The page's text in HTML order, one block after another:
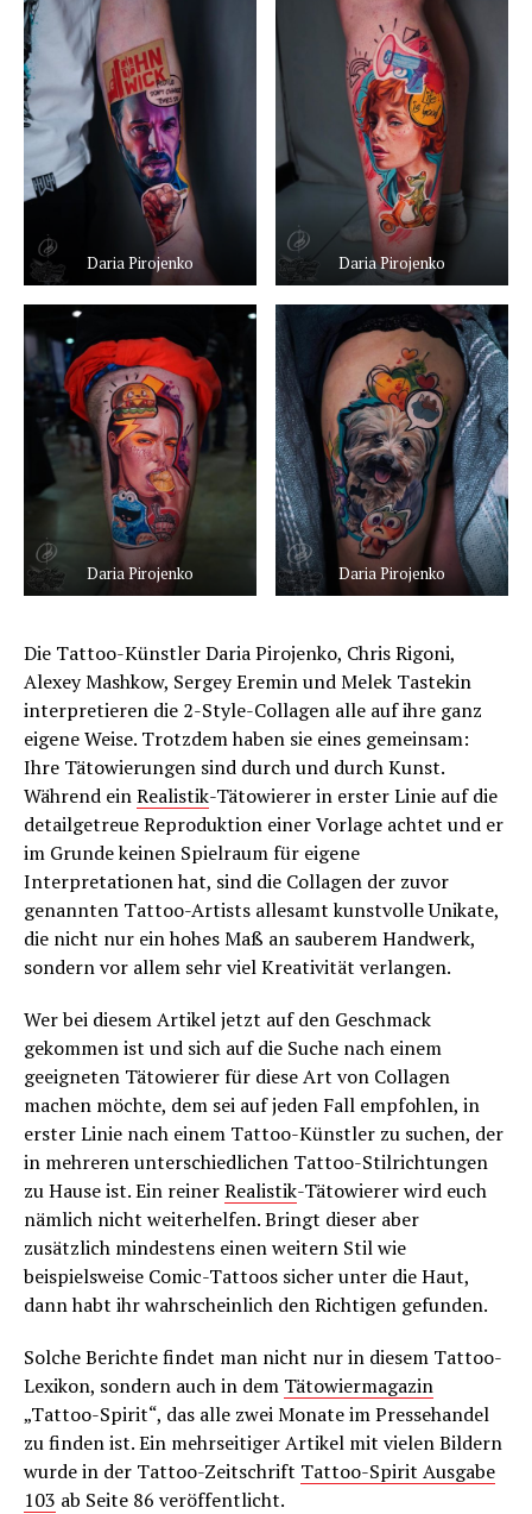
Daria Pirojenko Daria Pirojenko
Daria Pirojenko Daria Pirojenko
Die Tattoo-Künstler Daria Pirojenko, Chris Rigoni,
Alexey Mashkow, Sergey Eremin und Melek Tastekin
interpretieren die 2-Style-Collagen alle auf ihre ganz
eigene Weise. Trotzdem haben sie eines gemeinsam:
Ihre Tätowierungen sind durch und durch Kunst.
Während einRealistik-Tätowierer in erster Linie auf die
detailgetreue Reproduktion einer Vorlage achtet und er
im Grunde keinen Spielraum für eigene
Interpretationen hat, sind die Collagen der zuvor
genannten Tattoo-Artists allesamt kunstvolle Unikate,
die nicht nur ein hohes Maß an sauberem Handwerk,
sondern vor allem sehr viel Kreativität verlangen.
Wer bei diesem Artikel jetzt auf den Geschmack
gekommen ist und sich auf die Suche nach einem
geeigneten Tätowierer für diese Art von Collagen
machen möchte, dem sei auf jeden Fall empfohlen, in
erster Linie nach einem Tattoo-Künstler zu suchen, der
in mehreren unterschiedlichen Tattoo-Stilrichtungen
zu Hause ist. Ein reinerRealistik-Tätowierer wird euch
nämlich nicht weiterhelfen. Bringt dieser aber
zusätzlich mindestens einen weitern Stil wie
beispielsweise Comic-Tattoos sicher unter die Haut,
dann habt ihr wahrscheinlich den Richtigen gefunden.
Solche Berichte findet man nicht nur in diesem Tattoo-
Lexikon, sondern auch in dem Tätowiermagazin
„Tattoo-Spirit“, das alle zwei Monate im Pressehandel
zu finden ist. Ein mehrseitiger Artikel mit vielen Bildern
wurde in der Tattoo-Zeitschrift Tattoo-Spirit Ausgabe
103 ab Seite 86 veröffentlicht.